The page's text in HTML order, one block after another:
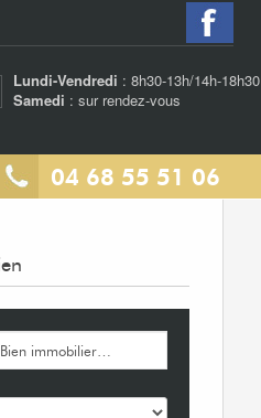
Lundi-Vendredi : 8h30-13h/14h-18h30
Samedi : sur rendez-vous
04 68 55 51 06